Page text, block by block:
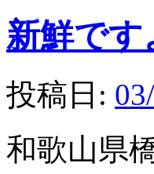
新鮮です
投稿日:
和歌山県